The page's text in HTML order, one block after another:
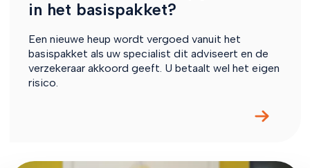
in het basispakket?
Een nieuwe heup wordt vergoed vanuit het
basispakket als uw specialist dit adviseert en de
verzekeraar akkoord geeft. U betaalt wel het eigen
risico.